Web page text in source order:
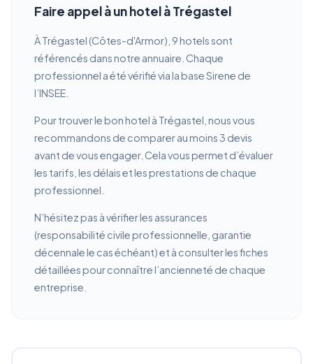
Faire appel à un hotel à Trégastel
À Trégastel (Côtes-d'Armor), 9 hotels sont
référencés dans notre annuaire. Chaque
professionnel a été vérifié via la base Sirene de
l’INSEE.
Pour trouver le bon hotel à Trégastel, nous vous
recommandons de comparer au moins 3 devis
avant de vous engager. Cela vous permet d’évaluer
les tarifs, les délais et les prestations de chaque
professionnel.
N’hésitez pas à vérifier les assurances
(responsabilité civile professionnelle, garantie
décennale le cas échéant) et à consulter les fiches
détaillées pour connaître l’ancienneté de chaque
entreprise.